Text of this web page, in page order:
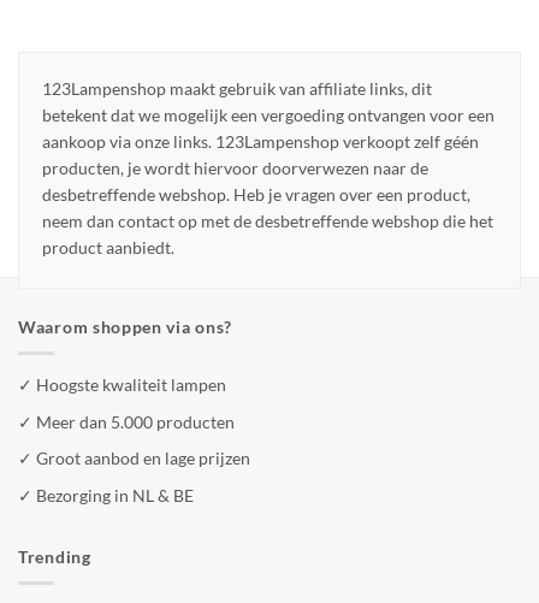
123Lampenshop maakt gebruik van affiliate links, dit
betekent dat we mogelijk een vergoeding ontvangen voor een
aankoop via onze links. 123Lampenshop verkoopt zelf géén
producten, je wordt hiervoor doorverwezen naar de
desbetreffende webshop. Heb je vragen over een product,
neem dan contact op met de desbetreffende webshop die het
product aanbiedt.
Waarom shoppen via ons?
✓ Hoogste kwaliteit lampen
✓ Meer dan 5.000 producten
✓ Groot aanbod en lage prijzen
✓ Bezorging in NL & BE
Trending